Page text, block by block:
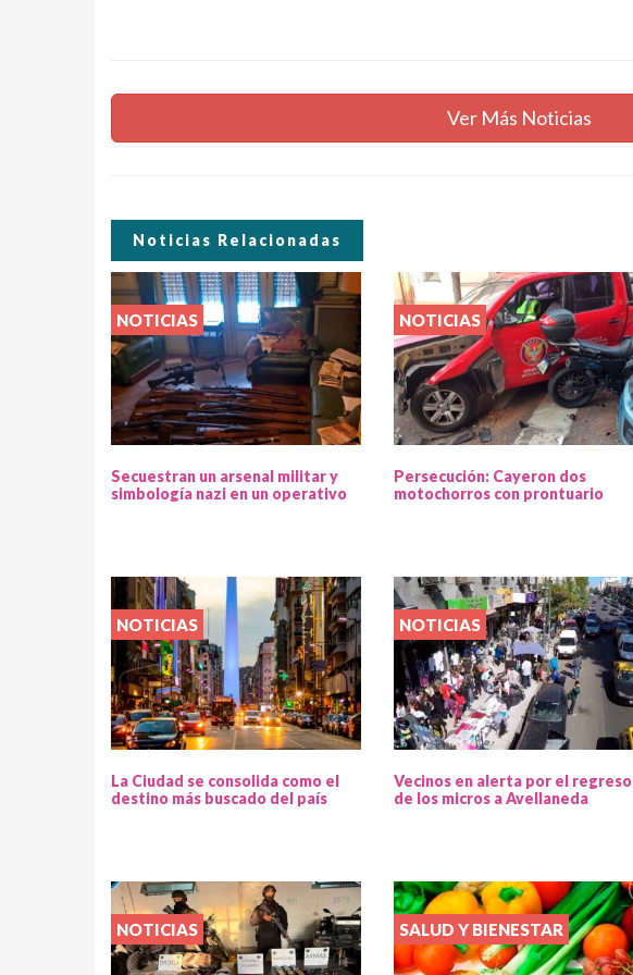
Ver Más Noticias
Noticias Relacionadas
NOTICIAS
Secuestran un arsenal militar y
simbología nazi en un operativo
NOTICIAS
Persecución: Cayeron dos
motochorros con prontuario
NOTICIAS
La Ciudad se consolida como el
destino más buscado del país
NOTICIAS
Vecinos en alerta por el regreso
de los micros a Avellaneda
NOTICIAS SALUD Y BIENESTAR